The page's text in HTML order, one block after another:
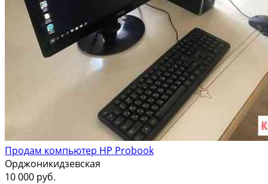
Продам компьютер HP Probook
Орджоникидзевская
10 000 руб.